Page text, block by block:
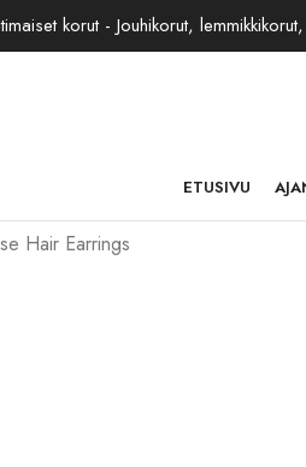
korut - Jouhikorut,
ETUSIVU
Hair Earrings